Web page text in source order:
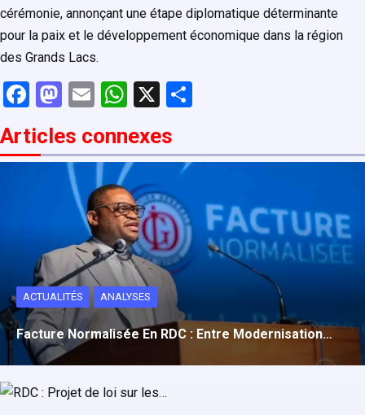
cérémonie, annonçant une étape diplomatique déterminante
pour la paix et le développement économique dans la région
des Grands Lacs.
F
a
ce
b
k
M
st
o
d
n
E
ail
W
at
s
A
p
p
X
ta
g
er
Articles connexes
ACTUALITÉS ANALYSES
Facture Normalisée En RDC : Entre Modernisation…